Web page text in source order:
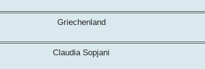
Griechenland
Claudia Sopjani